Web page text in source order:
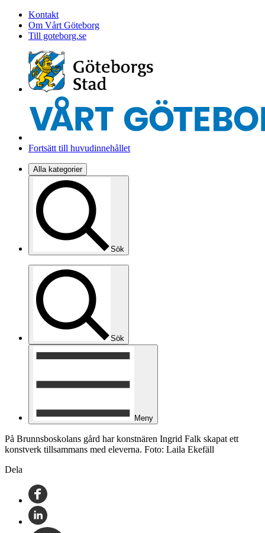
Kontakt
Om Vårt Göteborg
Till goteborg.se
Fortsätt till huvudinnehållet
Alla kategorier
Sök
Sök
Meny
På Brunnsboskolans gård har konstnären Ingrid Falk skapat ett
konstverk tillsammans med eleverna. Foto: Laila Ekefäll
Dela